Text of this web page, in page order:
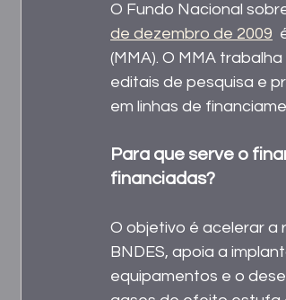
O Fundo Nacional
de dezembro de 2009
(MMA). O MMA
editais de pesquisa e
em linhas de
Para que serve o
financiadas?
O objetivo é acelerar a
BNDES, apoia a
equipamentos e o